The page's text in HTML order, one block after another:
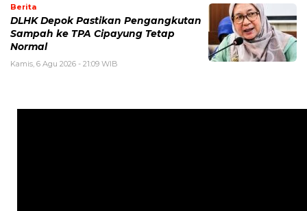
Berita
DLHK Depok Pastikan Pengangkutan
Sampah ke TPA Cipayung Tetap
Normal
Kamis, 6 Agu 2026 - 21:09 WIB